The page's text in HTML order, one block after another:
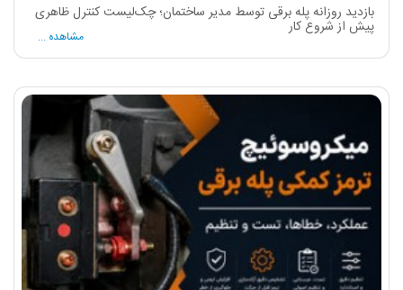
بازدید روزانه پله برقی توسط مدیر ساختمان؛ چک‌لیست کنترل ظاهری
پیش از شروع کار مشاهده ...